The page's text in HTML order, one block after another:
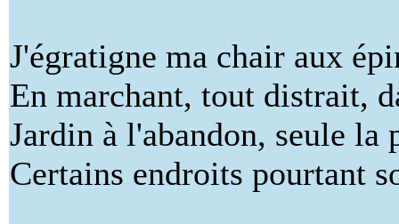
J'égratigne ma chair aux
En marchant, tout distrait,
Jardin à l'abandon, seule la
Certains endroits pourtant